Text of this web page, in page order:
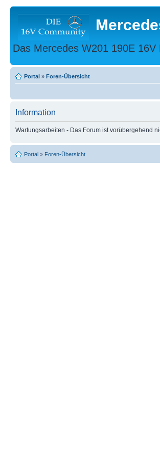
Das Mercedes W201 190E 16V
Portal » Foren-Übersicht
Information
Wartungsarbeiten - Das Forum ist vorübergehend
Portal » Foren-Übersicht